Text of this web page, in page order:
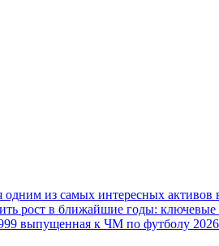
одним из самых интересных активов
рост в ближайшие годы: ключевые
выпущенная к ЧМ по футболу 2026